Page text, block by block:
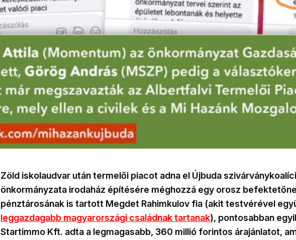
Zöld iskolaudvar után termelői piacot adna el Újbuda
önkormányzata irodaház építésére méghozzá egy orosz
pénztárosának is tartott Megdet Rahimkulov fia (akit testvérével
leggazdagabb magyarországi családnak tartanak), pontosabban
Startimmo Kft. adta a legmagasabb, 360 millió forintos árajánlatot,